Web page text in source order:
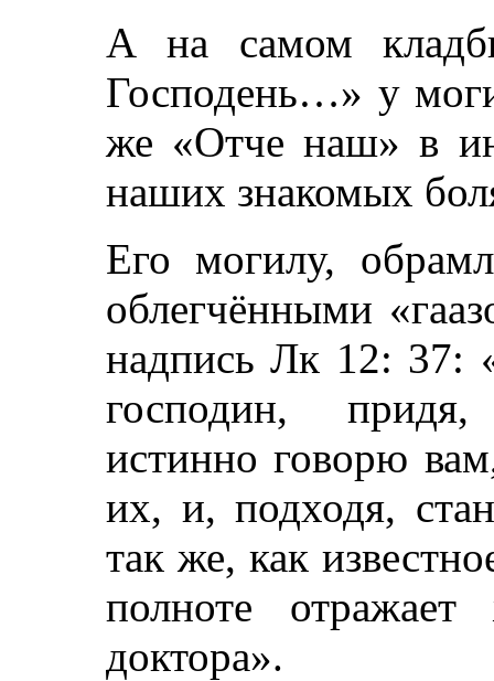
А на самом
Господень…» у
же «Отче наш» в
наших знакомых
Его могилу,
облегчёнными
надпись Лк 12: 37:
господин,
истинно говорю
их, и, подходя,
так же, как
полноте отражает
доктора».